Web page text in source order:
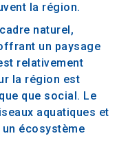
la région.
naturel,
un paysage
relativement
la région est
que social. Le
aquatiques et
un écosystème